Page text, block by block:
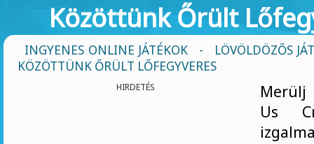
Közöttünk Őrült
INGYENES ONLINE JÁTÉKOK -
LÖVÖLDÖZŐS
KÖZÖTTÜNK ŐRÜLT LŐFEGYVERES
HIRDETÉS
Us